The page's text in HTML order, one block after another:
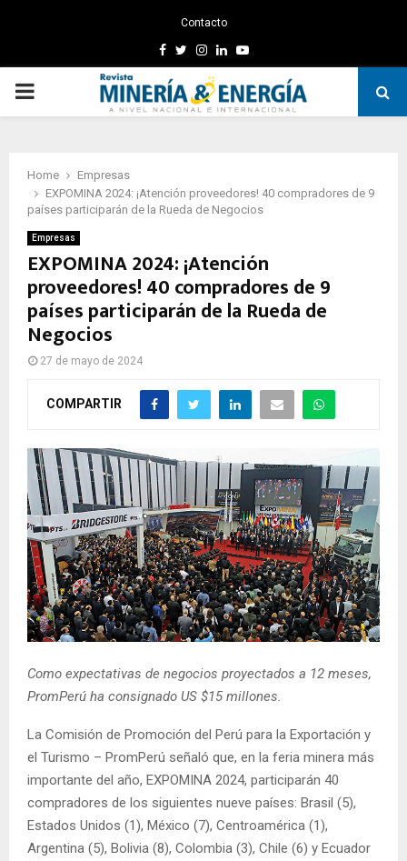
Contacto
Facebook
TwitterInstagram
LinkedinYoutube
PRIMARY
Home
Empresas
EXPOMINA 2024: ¡Atención proveedores! 40 compradores de 9
países participarán de la Rueda de Negocios
Empresas
EXPOMINA 2024: ¡Atención
proveedores! 40 compradores de 9
países participarán de la Rueda de
Negocios
27 de mayo de 2024
COMPARTIR
Como expectativas de negocios proyectados a 12 meses,
PromPerú ha consignado US $15 millones.
La Comisión de Promoción del Perú para la Exportación y
el Turismo – PromPerú señaló que, en la feria minera más
importante del año, EXPOMINA 2024, participarán 40
compradores de los siguientes nueve países: Brasil (5),
Estados Unidos (1), México (7), Centroamérica (1),
Argentina (5), Bolivia (8), Colombia (3), Chile (6) y Ecuador